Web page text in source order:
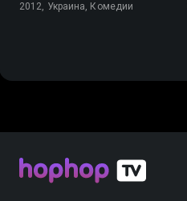
2012, Украина, Комедии